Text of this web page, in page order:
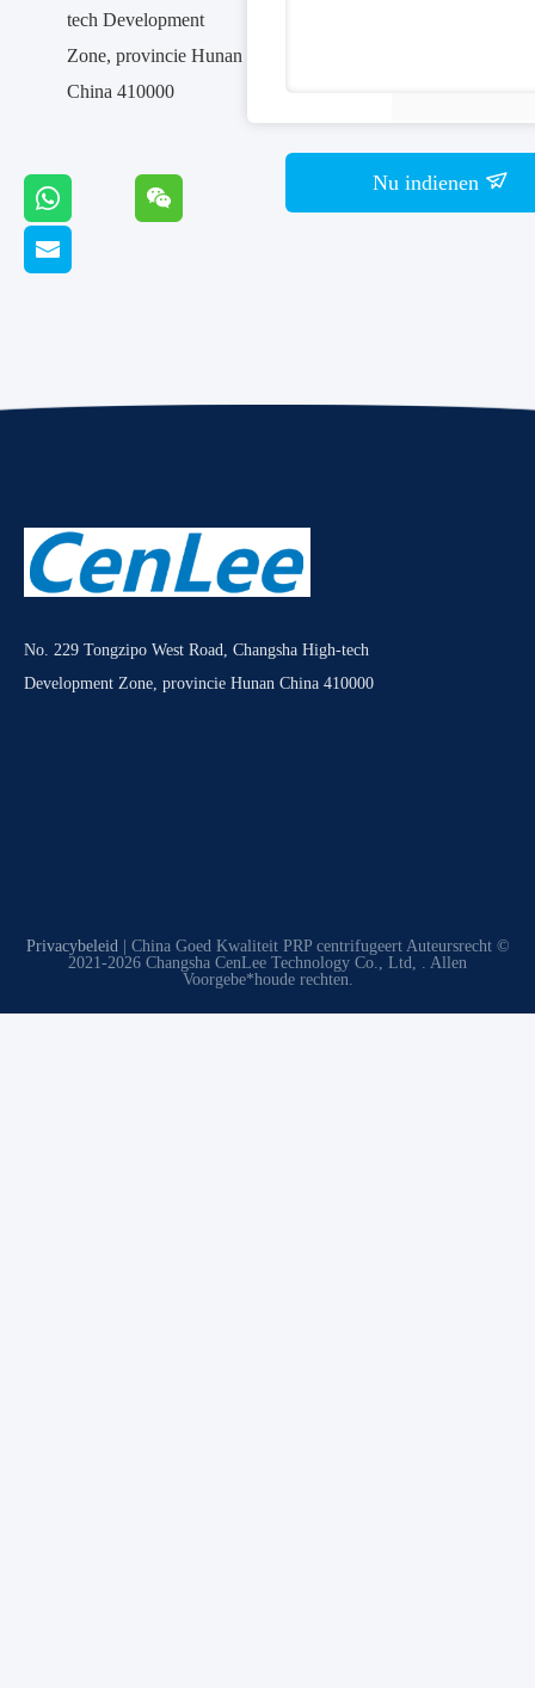
tech Development
Zone, provincie Hunan
China 410000
Nu indienen
No. 229 Tongzipo West Road, Changsha High-tech
Development Zone, provincie Hunan China 410000
Privacybeleid| China Goed Kwaliteit PRP centrifugeert Auteursrecht ©
2021-2026 Changsha CenLee Technology Co., Ltd, . Allen
Voorgebe*houde rechten.